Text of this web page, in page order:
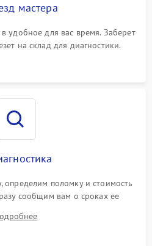
мастера
удобное для вас время. Заберет
на склад для диагностики.
определим поломку и стоимость
сообщим вам о сроках ее